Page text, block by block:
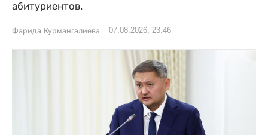
абитуриентов.
Фарида Курмангалиева 07.08.2026, 23:46